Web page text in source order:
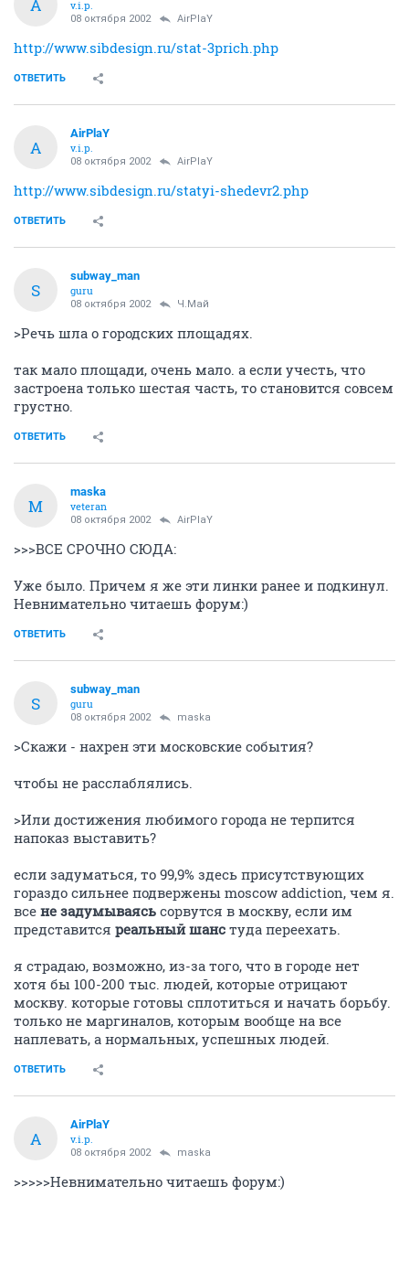
A v.i.p.
08 октября 2002 AirPlaY
http://www.sibdesign.ru/stat-3prich.php
ОТВЕТИТЬ
A
AirPlaY
v.i.p.
08 октября 2002 AirPlaY
http://www.sibdesign.ru/statyi-shedevr2.php
ОТВЕТИТЬ
S
subway_man
guru
08 октября 2002 Ч.Май
>Речь шла о городских площадях.
так мало площади, очень мало. а если учесть, что
застроена только шестая часть, то становится совсем
грустно.
ОТВЕТИТЬ
M
maska
veteran
08 октября 2002 AirPlaY
>>>ВСЕ СРОЧНО СЮДА:
Уже было. Причем я же эти линки ранее и подкинул.
Невнимательно читаешь форум:)
ОТВЕТИТЬ
S
subway_man
guru
08 октября 2002 maska
>Скажи - нахрен эти московские события?
чтобы не расслаблялись.
>Или достижения любимого города не терпится
напоказ выставить?
если задуматься, то 99,9% здесь присутствующих
гораздо сильнее подвержены moscow addiction, чем я.
все не задумываясь сорвутся в москву, если им
представится реальный шанс туда переехать.
я страдаю, возможно, из-за того, что в городе нет
хотя бы 100-200 тыс. людей, которые отрицают
москву. которые готовы сплотиться и начать борьбу.
только не маргиналов, которым вообще на все
наплевать, а нормальных, успешных людей.
ОТВЕТИТЬ
A
AirPlaY
v.i.p.
08 октября 2002 maska
>>>>>Невнимательно читаешь форум:)